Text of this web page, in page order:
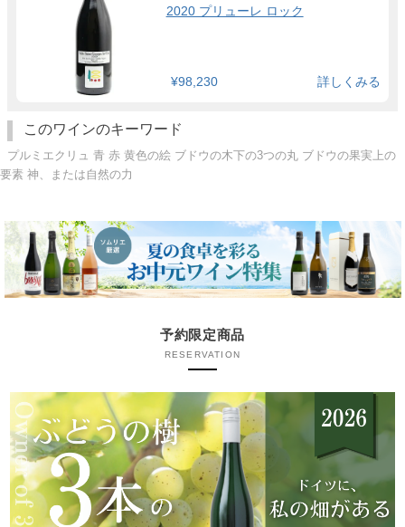
2020 プリューレ ロック
¥98,230 詳しくみる
このワインのキーワード
プルミエクリュ 青 赤 黄色の絵 ブドウの木下の3つの丸 ブドウの果実上の
要素 神、または自然の力
予約限定商品
RESERVATION